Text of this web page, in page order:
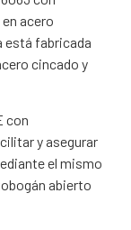
acero
está fabricada
cincado y
con
y asegurar
el mismo
abierto